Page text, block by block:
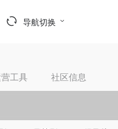
导航切换
工具 社区信息